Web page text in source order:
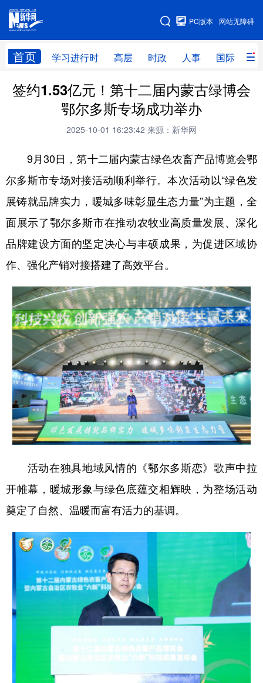
网站无障碍
PC版本
首页 学习进行时 高层 时政 人事 国际 财
网站地图
学习进行时 高层 时政 人事
财经 网评
全球连线
科技 科创 量子 体育
文化 书画 健康 军事
法律 中央文件 金融 汽车
食品 人居 信息化
学术中国 乡村振兴 银龄 溯源中国
城市 旅游 能源 会展
彩票 娱乐 时尚 悦读
公益 一带一路 亚太网 上市公司
文化产业
地方频道
浙江 安徽 福建
山东 河南 湖北 湖南
广东 广西 重庆
四川 贵州 云南 西藏
陕西 甘肃 青海 宁夏
内蒙古 黑龙江
多语种频道
签约1.53亿元！第十二届内蒙古绿博会
鄂尔多斯专场成功举办
2025-10-01 16:23:42 来源：新华网
9月30日，第十二届内蒙古绿色农畜产品博览会鄂
尔多斯市专场对接活动顺利举行。本次活动以“绿色发
展铸就品牌实力，暖城多味彰显生态力量”为主题，全
面展示了鄂尔多斯市在推动农牧业高质量发展、深化
品牌建设方面的坚定决心与丰硕成果，为促进区域协
作、强化产销对接搭建了高效平台。
活动在独具地域风情的《鄂尔多斯恋》歌声中拉
开帷幕，暖城形象与绿色底蕴交相辉映，为整场活动
奠定了自然、温暖而富有活力的基调。